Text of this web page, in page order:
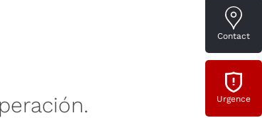
Contact
Urgence